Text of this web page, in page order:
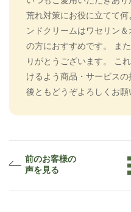
荒れ対策にお役に立てて
ンドクリームはワセリン
の方におすすめです。 ま
りがとうございます。 こ
けるよう商品・サービス
後ともどうぞよろしくお願
前のお客様の
声を見る